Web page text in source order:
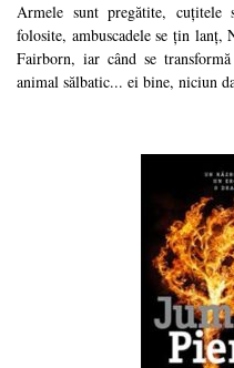
Armele sunt pregătite,
folosite, ambuscadele se țin lanț,
Fairborn, iar când se
animal sălbatic... ei bine, niciun